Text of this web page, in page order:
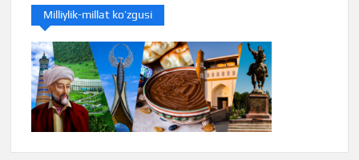
Milliylik-millat ko’zgusi